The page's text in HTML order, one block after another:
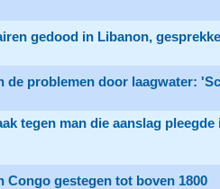
gedood in Libanon,
de problemen door laagwater:
tegen man die aanslag
Congo gestegen tot boven 1800